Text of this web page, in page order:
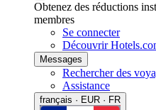
Obtenez des réductions
membres
Se connecter
Découvrir
Messages
Rechercher des
Assistance
français · EUR · FR